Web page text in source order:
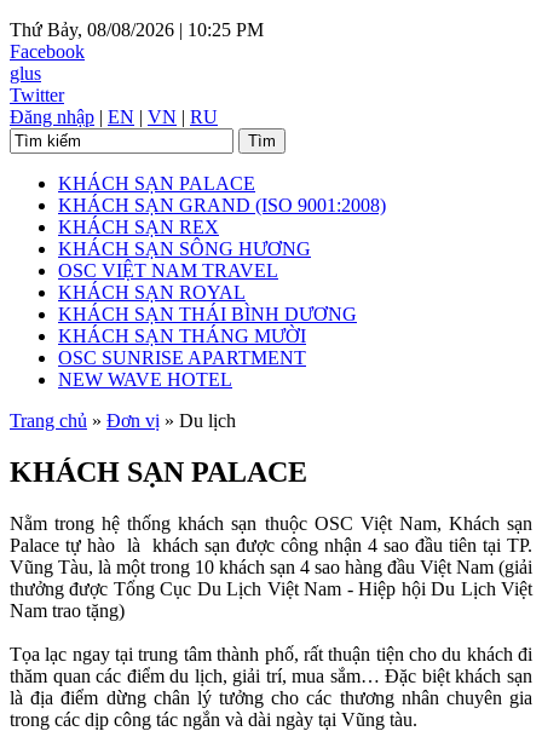
Thứ Bảy, 08/08/2026 | 10:25 PM
Facebook
glus
Twitter
Đăng nhập | EN | VN | RU
KHÁCH SẠN PALACE
KHÁCH SẠN GRAND (ISO 9001:2008)
KHÁCH SẠN REX
KHÁCH SẠN SÔNG HƯƠNG
OSC VIỆT NAM TRAVEL
KHÁCH SẠN ROYAL
KHÁCH SẠN THÁI BÌNH DƯƠNG
KHÁCH SẠN THÁNG MƯỜI
OSC SUNRISE APARTMENT
NEW WAVE HOTEL
Trang chủ » Đơn vị » Du lịch
KHÁCH SẠN PALACE
Nằm trong hệ thống khách sạn thuộc OSC Việt Nam, Khách sạn
Palace tự hào là khách sạn được công nhận 4 sao đầu tiên tại TP.
Vũng Tàu, là một trong 10 khách sạn 4 sao hàng đầu Việt Nam (giải
thưởng được Tổng Cục Du Lịch Việt Nam - Hiệp hội Du Lịch Việt
Nam trao tặng)
Tọa lạc ngay tại trung tâm thành phố, rất thuận tiện cho du khách đi
thăm quan các điểm du lịch, giải trí, mua sắm… Đặc biệt khách sạn
là địa điểm dừng chân lý tưởng cho các thương nhân chuyên gia
trong các dịp công tác ngắn và dài ngày tại Vũng tàu.